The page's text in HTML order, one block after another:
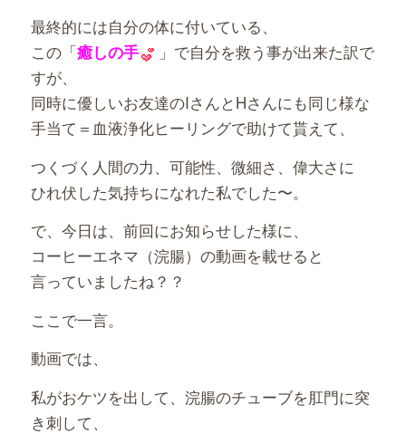
最終的には自分の体に付いている、
この「癒しの手
」で自分を救う事が出来た訳で
すが、
同時に優しいお友達のIさんとHさんにも同じ様な
手当て＝血液浄化ヒーリングで助けて貰えて、
つくづく人間の力、可能性、微細さ、偉大さに
ひれ伏した気持ちになれた私でした〜。
で、今日は、前回にお知らせした様に、
コーヒーエネマ（浣腸）の動画を載せると
言っていましたね？？
ここで一言。
動画では、
私がおケツを出して、浣腸のチューブを肛門に突
き刺して、